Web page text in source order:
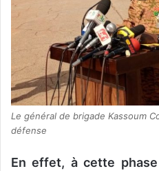
Le général de brigade Kassoum
défense
En effet, à cette